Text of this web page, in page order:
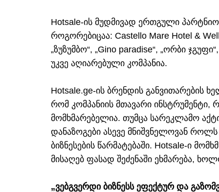
Hotsale-ის მუდმივად ერთგული
როგორებიცაა: Castello Mare Hotel &
„ზუზუმბო“, „Gino paradise“, „ორბი
უკვე აღიარებული კომპანია.
Hotsale.ge-ის ბრენდის განვითარების
რომ კომპანიის მთავარი
მომხმარებელია. თუმცა სარეკლამო
დანაზოგები ასევე მნიშვნელოვან
ბიზნესების წარმატებაში. Hotsale-ი
მისაღებ ფასად შეძენაში ეხმარება,
„ვებგვერდი ბიზნესს ეფექტურ და